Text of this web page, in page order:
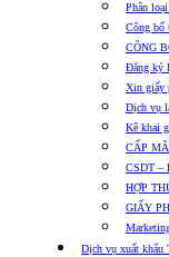
Phân
Công bố
CÔNG
Đăng ký
Xin giấy
Dịch vụ
Kê khai
CẤP
CSDT –
HỢP
GIẤY
Dịch vụ xuất khẩu